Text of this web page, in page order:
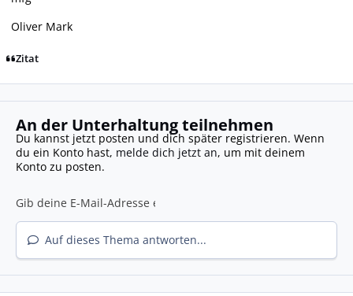
Oliver Mark
Zitat
An der Unterhaltung teilnehmen
Du kannst jetzt posten und dich später registrieren. Wenn
du ein Konto hast, melde dich jetzt an, um mit deinem
Konto zu posten.
Auf dieses Thema antworten...